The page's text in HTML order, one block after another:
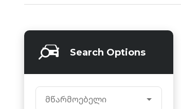
Search Options
მწარმოებელი